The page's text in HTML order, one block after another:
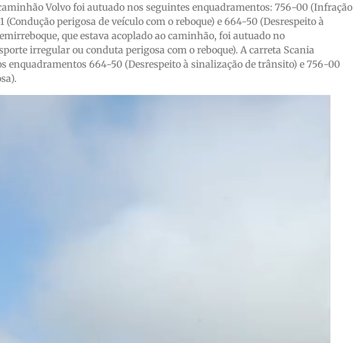
Volvo foi autuado nos seguintes enquadramentos: 756-00 (Infração
perigosa de veículo com o reboque) e 664-50 (Desrespeito à
que estava acoplado ao caminhão, foi autuado no
irregular ou conduta perigosa com o reboque). A carreta Scania
enquadramentos 664-50 (Desrespeito à sinalização de trânsito) e 756-00